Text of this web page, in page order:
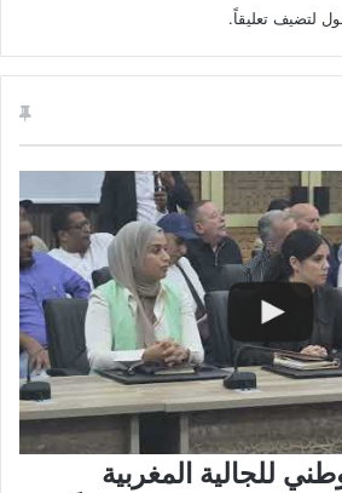
لتضيف تعليقاً.
للجالية المغربية